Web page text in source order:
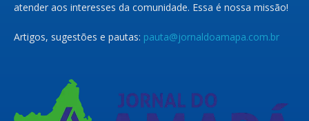
atender aos interesses da comunidade. Essa é nossa missão!
Artigos, sugestões e pautas: pauta@jornaldoamapa.com.br